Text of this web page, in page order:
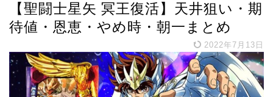
【聖闘士星矢 冥王復活】天井狙い・期
待値・恩恵・やめ時・朝一まとめ
2022年7月13日